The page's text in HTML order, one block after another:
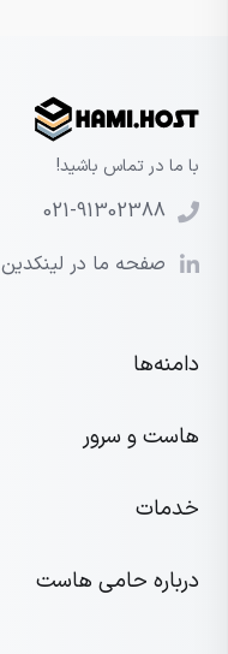
با ما در تماس باشید!
021-91302388
صفحه ما در لینکدین
دامنه‌ها
هاست و سرور
خدمات
درباره حامی هاست